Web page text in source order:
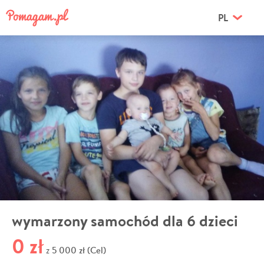
PL
wymarzony samochód dla 6 dzieci
0 zł z 5 000 zł (Cel)